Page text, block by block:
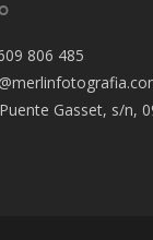
806 485
Gasset, s/n,